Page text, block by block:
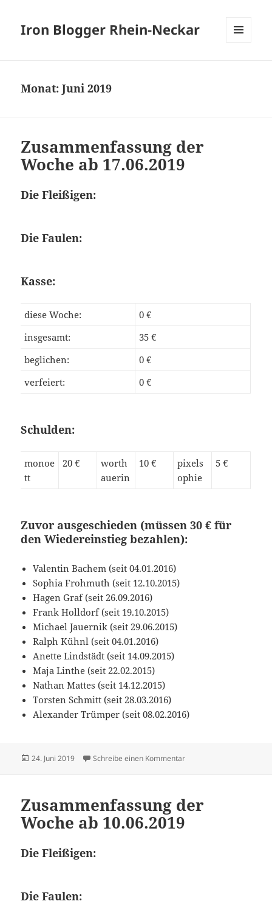
Iron Blogger Rhein-Neckar
Monat:Juni 2019
Zusammenfassung der
Woche ab 17.06.2019
Die Fleißigen:
Die Faulen:
Kasse:
diese Woche:
0 €
insgesamt:
35 €
beglichen:
0 €
verfeiert:
0 €
Schulden:
monoe
tt
20 €
worth
auerin
10 €
pixels
ophie
5 €
Zuvor ausgeschieden (müssen 30 € für
den Wiedereinstieg bezahlen):
Valentin Bachem (seit 04.01.2016)
Sophia Frohmuth (seit 12.10.2015)
Hagen Graf (seit 26.09.2016)
Frank Holldorf (seit 19.10.2015)
Michael Jauernik (seit 29.06.2015)
Ralph Kühnl (seit 04.01.2016)
Anette Lindstädt (seit 14.09.2015)
Maja Linthe (seit 22.02.2015)
Nathan Mattes (seit 14.12.2015)
Torsten Schmitt (seit 28.03.2016)
Alexander Trümper (seit 08.02.2016)
Veröffentlicht
24. Juni 2019 Schreibe einen Kommentarzu Zusammenfassung
Zusammenfassung der
Woche ab 10.06.2019
Die Fleißigen:
Die Faulen: